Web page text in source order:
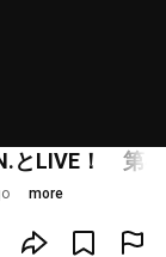
とLIVE！ 第4
more